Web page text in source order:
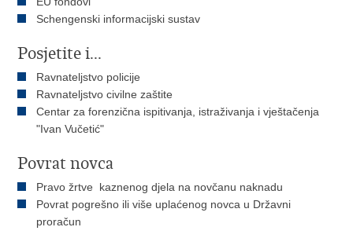
Schengenski informacijski sustav
Posjetite i...
Ravnateljstvo policije
Ravnateljstvo civilne zaštite
Centar za forenzična ispitivanja, istraživanja i vještačenja
"Ivan Vučetić"
Povrat novca
Pravo žrtve kaznenog djela na novčanu naknadu
Povrat pogrešno ili više uplaćenog novca u Državni
proračun